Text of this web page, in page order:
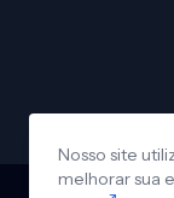
Nosso site
melhorar sua